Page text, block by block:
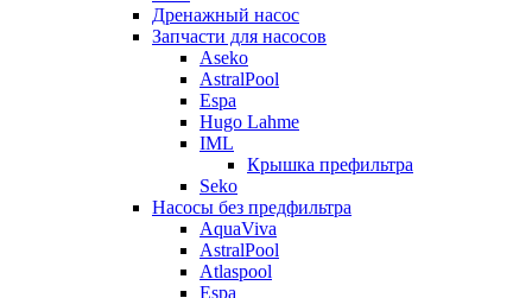
Дренажный насос
Запчасти для насосов
Aseko
AstralPool
Espa
Hugo Lahme
IML
Крышка префильтра
Seko
Насосы без предфильтра
AquaViva
AstralPool
Atlaspool
Espa